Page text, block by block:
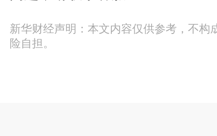
新华财经声明：本文内容仅供参考，不构
险自担。